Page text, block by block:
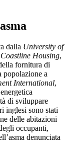
dalla University of
Coastline Housing,
fornitura di
popolazione a
International,
di sviluppare
inglesi sono stati
delle abitazioni
occupanti,
denunciata